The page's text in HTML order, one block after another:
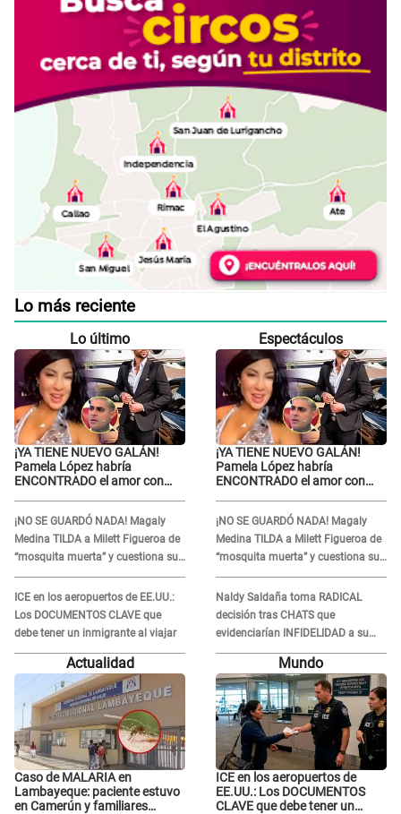
Lo más reciente
Lo último
¡YA TIENE NUEVO GALÁN!
Pamela López habría
ENCONTRADO el amor con
la ECHA en VIVO
¡NO SE GUARDÓ NADA! Magaly
Medina TILDA a Milett Figueroa de
“mosquita muerta” y cuestiona su
RECONCILIACIÓN con Marcelo
Tinelli en TV argentina
ICE en los aeropuertos de EE.UU.:
Los DOCUMENTOS CLAVE que
debe tener un inmigrante al viajar
Espectáculos
¡YA TIENE NUEVO GALÁN!
Pamela López habría
ENCONTRADO el amor con
la ECHA en VIVO
¡NO SE GUARDÓ NADA! Magaly
Medina TILDA a Milett Figueroa de
“mosquita muerta” y cuestiona su
RECONCILIACIÓN con Marcelo
Tinelli en TV argentina
Naldy Saldaña toma RADICAL
decisión tras CHATS que
evidenciarían INFIDELIDAD a su
novio con animador de 'La Bella
Luz': "Un día..."
Actualidad
Caso de MALARIA en
Lambayeque: paciente estuvo
en Camerún y familiares
Mundo
ICE en los aeropuertos de
EE.UU.: Los DOCUMENTOS
CLAVE que debe tener un